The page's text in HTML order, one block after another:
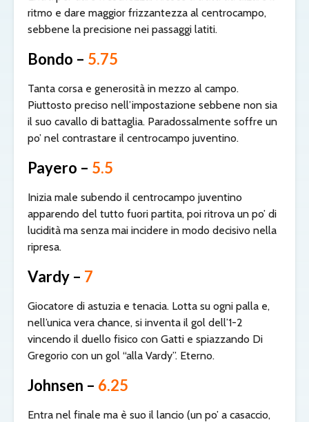
ritmo e dare maggior frizzantezza al centrocampo,
sebbene la precisione nei passaggi latiti.
Bondo – 5.75
Tanta corsa e generosità in mezzo al campo.
Piuttosto preciso nell’impostazione sebbene non sia
il suo cavallo di battaglia. Paradossalmente soffre un
po’ nel contrastare il centrocampo juventino.
Payero – 5.5
Inizia male subendo il centrocampo juventino
apparendo del tutto fuori partita, poi ritrova un po’ di
lucidità ma senza mai incidere in modo decisivo nella
ripresa.
Vardy – 7
Giocatore di astuzia e tenacia. Lotta su ogni palla e,
nell’unica vera chance, si inventa il gol dell’1-2
vincendo il duello fisico con Gatti e spiazzando Di
Gregorio con un gol “alla Vardy”. Eterno.
Johnsen – 6.25
Entra nel finale ma è suo il lancio (un po’ a casaccio,